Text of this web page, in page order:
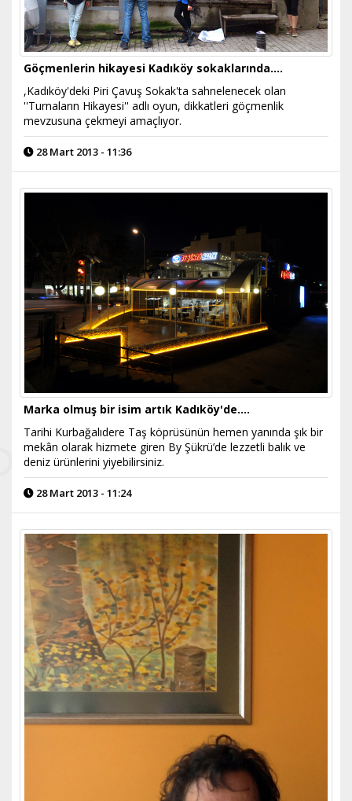
Göçmenlerin hikayesi Kadıköy sokaklarında....
,Kadıköy'deki Piri Çavuş Sokak'ta sahnelenecek olan
''Turnaların Hikayesi'' adlı oyun, dikkatleri göçmenlik
mevzusuna çekmeyi amaçlıyor.
28 Mart 2013 - 11:36
Marka olmuş bir isim artık Kadıköy'de….
Tarihi Kurbağalıdere Taş köprüsünün hemen yanında şık bir
mekân olarak hizmete giren By Şükrü’de lezzetli balık ve
deniz ürünlerini yiyebilirsiniz.
28 Mart 2013 - 11:24